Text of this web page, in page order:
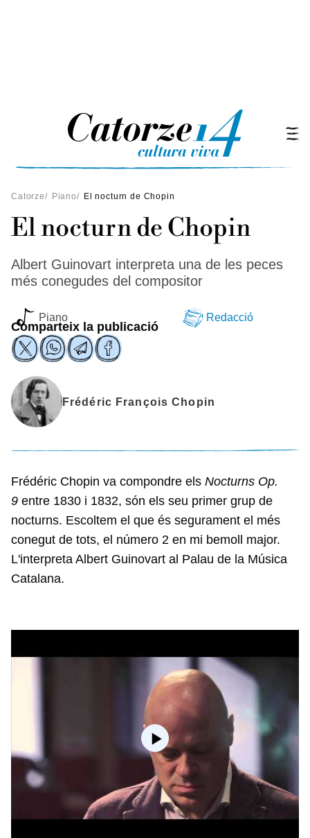
Catorze/ Piano/ El nocturn de Chopin
El nocturn de Chopin
Albert Guinovart interpreta una de les peces
més conegudes del compositor
Piano Redacció
Comparteix la publicació
Frédéric François Chopin
Frédéric Chopin va compondre els Nocturns Op.
9 entre 1830 i 1832, són els seu primer grup de
nocturns. Escoltem el que és segurament el més
conegut de tots, el número 2 en mi bemoll major.
L'interpreta Albert Guinovart al Palau de la Música
Catalana.